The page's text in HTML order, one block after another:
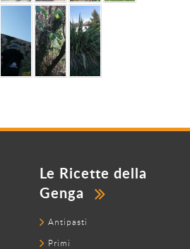
Le Ricette della
Genga
Antipasti
Primi